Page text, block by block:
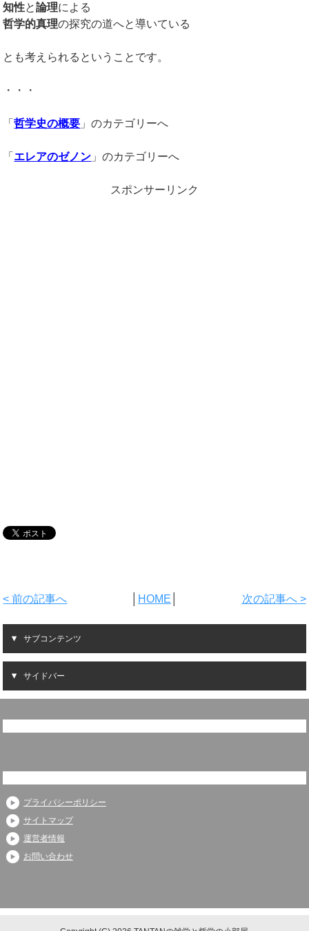
知性と論理による
哲学的真理の探究の道へと導いている
とも考えられるということです。
・・・
「哲学史の概要 」のカテゴリーへ
「 エレアのゼノン 」のカテゴリーへ
スポンサーリンク
< 前の記事へ HOME 次の記事へ >
サブコンテンツ
サイドバー
プライバシーポリシー
サイトマップ
運営者情報
お問い合わせ